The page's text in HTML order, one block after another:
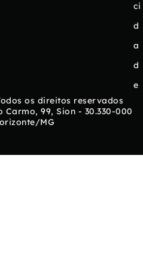
ci
d
a
d
e
os direitos reservados
Carmo, 99, Sion - 30.330-000
MG